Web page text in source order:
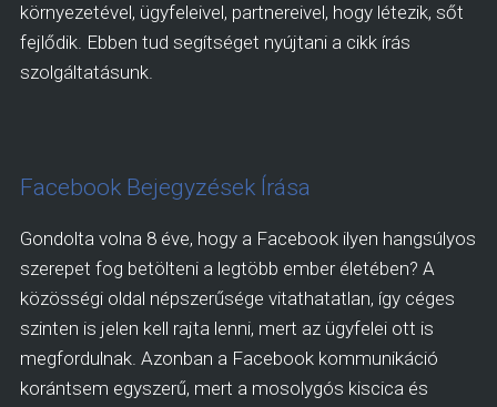
környezetével, ügyfeleivel, partnereivel, hogy létezik, sőt
fejlődik. Ebben tud segítséget nyújtani a cikk írás
szolgáltatásunk.
Facebook Bejegyzések Írása
Gondolta volna 8 éve, hogy a Facebook ilyen hangsúlyos
szerepet fog betölteni a legtöbb ember életében? A
közösségi oldal népszerűsége vitathatatlan, így céges
szinten is jelen kell rajta lenni, mert az ügyfelei ott is
megfordulnak. Azonban a Facebook kommunikáció
korántsem egyszerű, mert a mosolygós kiscica és